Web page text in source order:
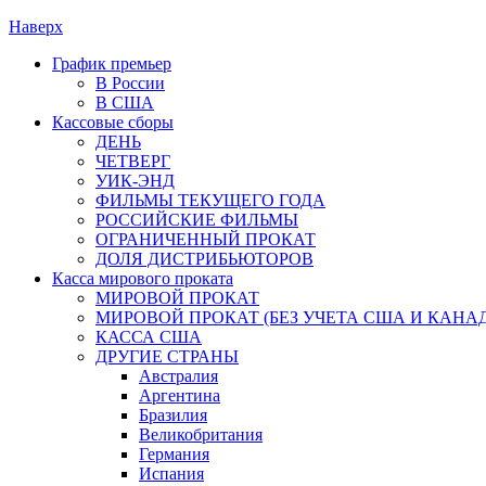
Наверх
График премьер
В России
В США
Кассовые сборы
ДЕНЬ
ЧЕТВЕРГ
УИК-ЭНД
ФИЛЬМЫ ТЕКУЩЕГО ГОДА
РОССИЙСКИЕ ФИЛЬМЫ
ОГРАНИЧЕННЫЙ ПРОКАТ
ДОЛЯ ДИСТРИБЬЮТОРОВ
Касса мирового проката
МИРОВОЙ ПРОКАТ
МИРОВОЙ ПРОКАТ (БЕЗ УЧЕТА США И
КАССА США
ДРУГИЕ СТРАНЫ
Австралия
Аргентина
Бразилия
Великобритания
Германия
Испания